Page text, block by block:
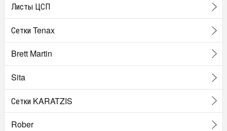
Листы ЦСП
Сетки Tenax
Brett Martin
Sita
Сетки KARATZIS
Rober